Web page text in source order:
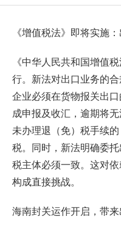
《增值税法》即将实施
《中华人民共和国增值
行。新法对出口业务的
企业必须在货物报关出
成申报及收汇，逾期将
未办理退（免）税手续
税。同时，新法明确委
税主体必须一致。这对
构成直接挑战。
海南封关运作开启，带